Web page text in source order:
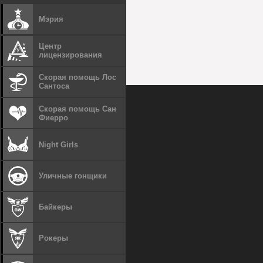
Мэрия
Центр
лицензирования
Скорая помощь Лос
Сантоса
Скорая помощь Сан
Фиерро
Night Girls
Уличные гонщики
Байкеры
Рокеры